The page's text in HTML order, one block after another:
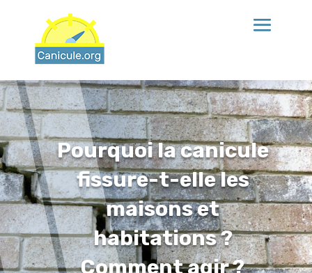
Pourquoi la canicule
fissure-t-elle les
maisons et
habitations ?
Comment agir ?